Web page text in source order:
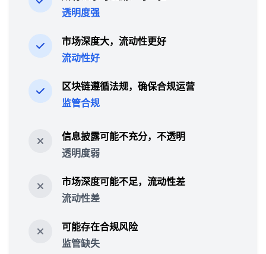
透明度强
市场深度大，流动性更好
流动性好
区块链遵循法规，确保合规运营
监管合规
信息披露可能不充分，不透明
透明度弱
市场深度可能不足，流动性差
流动性差
可能存在合规风险
监管缺失